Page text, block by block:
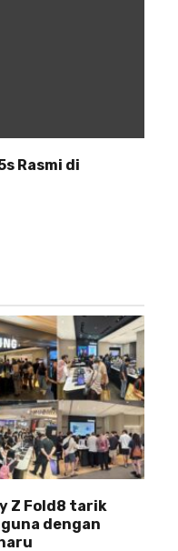
Rasmi di
Z Fold8 tarik
dengan